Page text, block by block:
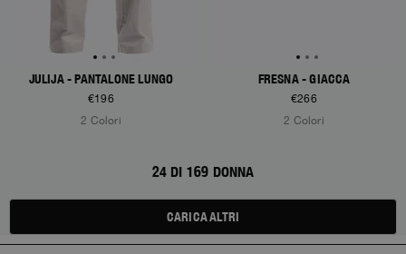
JULIJA - PANTALONE LUNGO
€196
2 Colori
FRESNA - GIACCA
€266
2 Colori
24 DI 169 DONNA
CARICA ALTRI